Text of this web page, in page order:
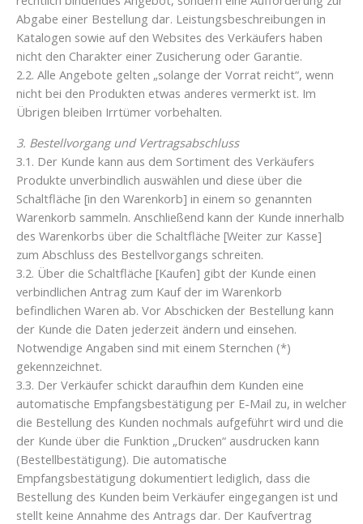
Abgabe einer Bestellung dar. Leistungsbeschreibungen in
Katalogen sowie auf den Websites des Verkäufers haben
nicht den Charakter einer Zusicherung oder Garantie.
2.2. Alle Angebote gelten „solange der Vorrat reicht“, wenn
nicht bei den Produkten etwas anderes vermerkt ist. Im
Übrigen bleiben Irrtümer vorbehalten.
3. Bestellvorgang und Vertragsabschluss
3.1. Der Kunde kann aus dem Sortiment des Verkäufers
Produkte unverbindlich auswählen und diese über die
Schaltfläche [in den Warenkorb] in einem so genannten
Warenkorb sammeln. Anschließend kann der Kunde innerhalb
des Warenkorbs über die Schaltfläche [Weiter zur Kasse]
zum Abschluss des Bestellvorgangs schreiten.
3.2. Über die Schaltfläche [Kaufen] gibt der Kunde einen
verbindlichen Antrag zum Kauf der im Warenkorb
befindlichen Waren ab. Vor Abschicken der Bestellung kann
der Kunde die Daten jederzeit ändern und einsehen.
Notwendige Angaben sind mit einem Sternchen (*)
gekennzeichnet.
3.3. Der Verkäufer schickt daraufhin dem Kunden eine
automatische Empfangsbestätigung per E-Mail zu, in welcher
die Bestellung des Kunden nochmals aufgeführt wird und die
der Kunde über die Funktion „Drucken“ ausdrucken kann
(Bestellbestätigung). Die automatische
Empfangsbestätigung dokumentiert lediglich, dass die
Bestellung des Kunden beim Verkäufer eingegangen ist und
stellt keine Annahme des Antrags dar. Der Kaufvertrag